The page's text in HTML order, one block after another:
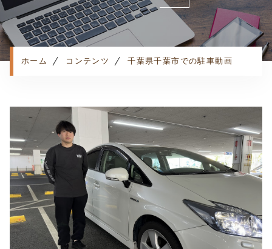
出張エリア
予約状況
コンテンツ
利用規約
プライバシーポリシー
ホーム コンテンツ 千葉県千葉市での駐車動画